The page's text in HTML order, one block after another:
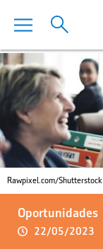
Rawpixel.com/Shutterstock
Oportunidades
22/05/2023